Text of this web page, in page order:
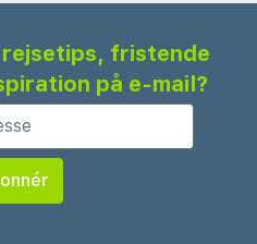
fristende
på e-mail?